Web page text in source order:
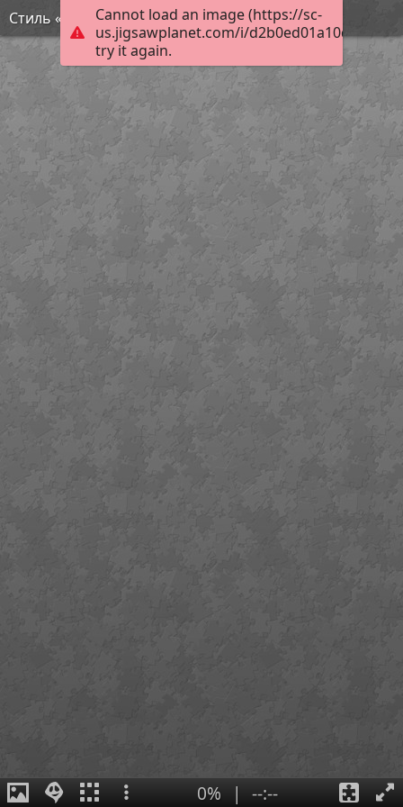
Cannot load an image (https://sc-
us.jigsawplanet.com/i/
try it again.
Стиль «Мимолётное виденье»
0% | --:--